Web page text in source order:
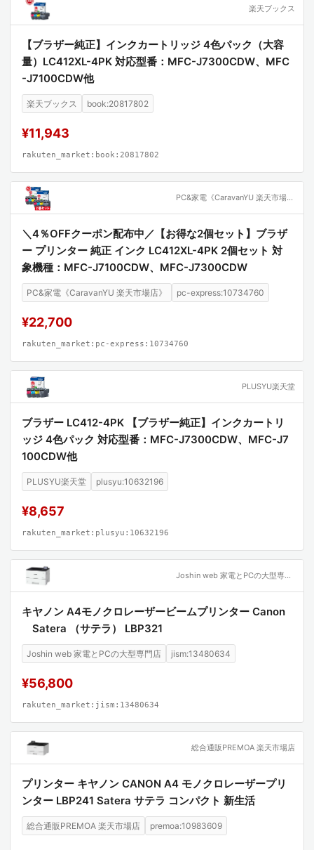
楽天ブックス
【ブラザー純正】インクカートリッジ 4色パック（大容
量）LC412XL-4PK 対応型番：MFC-J7300CDW、MFC
-J7100CDW他
楽天ブックス book:20817802
¥11,943
rakuten_market:book:20817802
PC&家電《CaravanYU 楽天市場店》
＼4％OFFクーポン配布中／【お得な2個セット】ブラザ
ー プリンター 純正 インク LC412XL-4PK 2個セット 対
象機種：MFC-J7100CDW、MFC-J7300CDW
PC&家電《CaravanYU 楽天市場店》 pc-express:10734760
¥22,700
rakuten_market:pc-express:10734760
PLUSYU楽天堂
ブラザー LC412-4PK 【ブラザー純正】インクカートリ
ッジ 4色パック 対応型番：MFC-J7300CDW、MFC-J7
100CDW他
PLUSYU楽天堂 plusyu:10632196
¥8,657
rakuten_market:plusyu:10632196
Joshin web 家電とPCの大型専門店
キヤノン A4モノクロレーザービームプリンター Canon
Satera （サテラ） LBP321
Joshin web 家電とPCの大型専門店 jism:13480634
¥56,800
rakuten_market:jism:13480634
総合通販PREMOA 楽天市場店
プリンター キヤノン CANON A4 モノクロレーザープリ
ンター LBP241 Satera サテラ コンパクト 新生活
総合通販PREMOA 楽天市場店 premoa:10983609